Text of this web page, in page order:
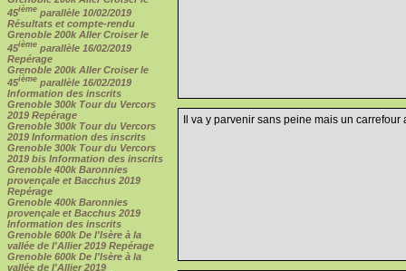
45ième parallèle 10/02/2019
Résultats et compte-rendu
Grenoble 200k Aller Croiser le
45ième parallèle 16/02/2019
Repérage
Grenoble 200k Aller Croiser le
45ième parallèle 16/02/2019
Information des inscrits
Grenoble 300k Tour du Vercors
2019 Repérage
Grenoble 300k Tour du Vercors
2019 Information des inscrits
Grenoble 300k Tour du Vercors
2019 bis Information des inscrits
Grenoble 400k Baronnies
provençale et Bacchus 2019
Repérage
Grenoble 400k Baronnies
provençale et Bacchus 2019
Information des inscrits
Grenoble 600k De l'Isère à la
vallée de l'Allier 2019 Repérage
Grenoble 600k De l'Isère à la
vallée de l'Allier 2019
Il va y parvenir sans peine mais un carrefour